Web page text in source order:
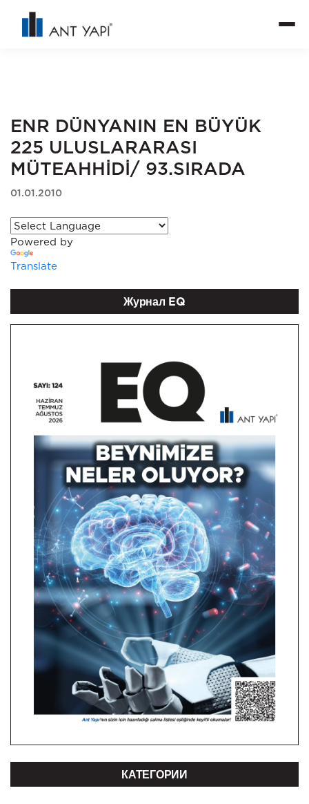
ENR DÜNYANIN EN BÜYÜK
225 ULUSLARARASI
MÜTEAHHİDİ/ 93.SIRADA
01.01.2010
Powered by
Translate
Журнал EQ
КАТЕГОРИИ